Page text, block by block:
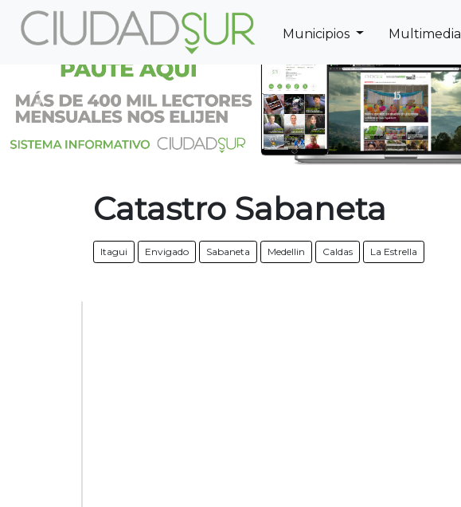
Municipios Multimedia
Previous
Catastro Sabaneta
Itagui Envigado Sabaneta Medellin Caldas La Estrella